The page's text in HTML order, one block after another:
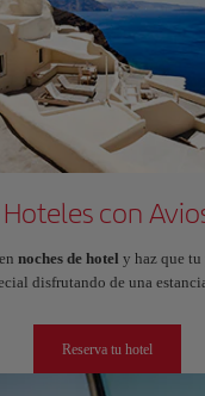
Hoteles con
noches de hotel y haz que
disfrutando de una
Reserva tu hotel